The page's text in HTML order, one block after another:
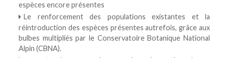
espèces encore présentes
Le renforcement des populations existantes et la
réintroduction des espèces présentes autrefois, grâce aux
bulbes multipliés par le Conservatoire Botanique National
Alpin (CBNA).